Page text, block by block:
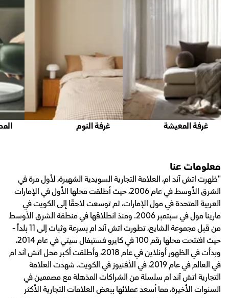
غرفة المعيشة غرفة النوم
معلومات عنا
"ظهرت اتش آند ام، العلامة التجارية السويدية الشهيرة، لأول مرة في
الشرق الأوسط في عام 2006، حيث أطلقت محلها الأول في الإمارات
العربية المتحدة في مول الإمارات، ثم توسعت لاحقًا إلى الكويت في
مارينا مول في سبتمبر 2006. ومنذ انطلاقها في منطقة الشرق الأوسط
من قبل مجموعة الشايع، تطورت اتش آند ام بسرعة وثبات إلى 11 بلداً -
حيث افتتحت محلها رقم 100 في كايرو فستيفال سيتي في عام 2014،
وبدأت في الظهور أونلاين في عام 2018، وأطلقت أكبر محل اتش آند ام
في العالم في عام 2019، في الأفنيوز في الكويت. شهدت العلامة
التجارية اتش آند ام سلسلة من الشراكات المذهلة مع مصممين في
السنوات الأخيرة، مما أسعد عملائها ببعض العلامات التجارية الأكثر